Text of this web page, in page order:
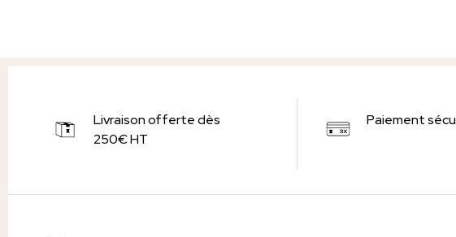
Livraison offerte dès
250€ HT
Paiement